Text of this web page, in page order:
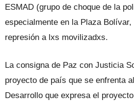
ESMAD (grupo de choque de la
especialmente en la Plaza
represión a lxs movilizadxs.
La consigna de Paz con Justicia
proyecto de país que se enfrenta
Desarrollo que expresa el